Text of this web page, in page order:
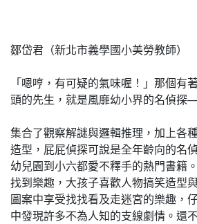
鄒岱君（新北市義學國小美勞教師）
「嗯哼，有可疑的氣味喔！」那個有
頭的先生，就是風靡幼小界的名偵探
集合了觀察解謎與邏輯推理，加上各
造型，屁屁偵探可說是全年齡向的名
幼兒園到小六都愛不釋手的熱門書籍
找到樂趣，大孩子喜歡人物搞笑造型
圖案中享受找找看及走迷宮的樂趣，
中發現許多不為人知的支線劇情。還